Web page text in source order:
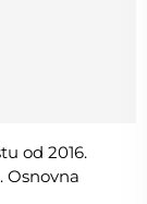
od 2016.
Osnovna